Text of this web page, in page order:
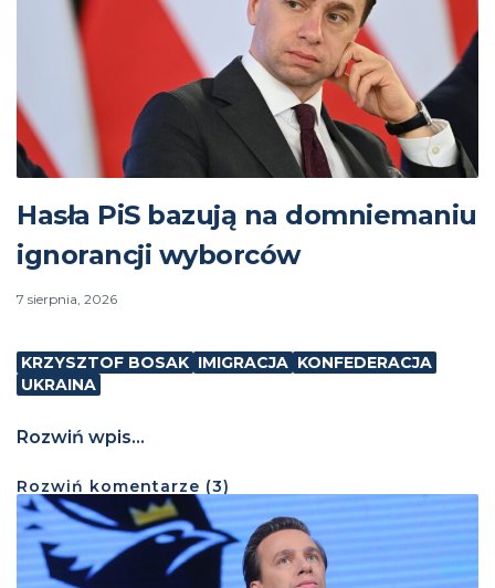
Hasła PiS bazują na domniemaniu
ignorancji wyborców
7 sierpnia, 2026
KRZYSZTOF BOSAK IMIGRACJA KONFEDERACJA
UKRAINA
Rozwiń wpis...
Rozwiń komentarze (3)